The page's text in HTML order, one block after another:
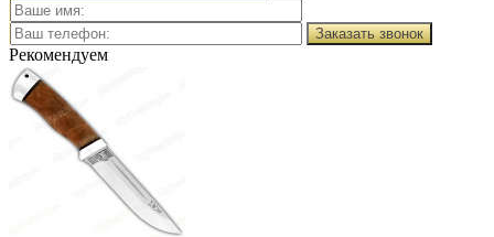
Заказать звонок
Рекомендуем